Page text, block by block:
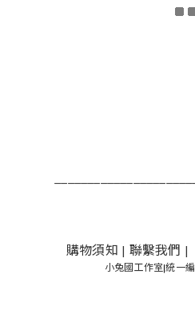
購物須知 | 聯繫我們 |
小兔國工作室|統一